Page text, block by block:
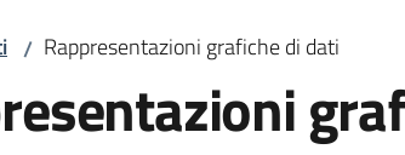
/ Rappresentazioni grafiche di dati